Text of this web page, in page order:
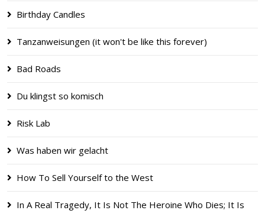
Birthday Candles
Tanzanweisungen (it won't be like this forever)
Bad Roads
Du klingst so komisch
Risk Lab
Was haben wir gelacht
How To Sell Yourself to the West
In A Real Tragedy, It Is Not The Heroine Who Dies; It Is